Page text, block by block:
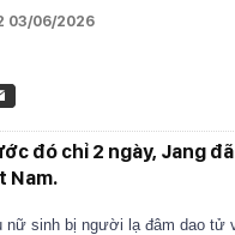
03/06/2026
đó chỉ 2 ngày, Jang
Nam.
nữ sinh bị người lạ đâm dao tử